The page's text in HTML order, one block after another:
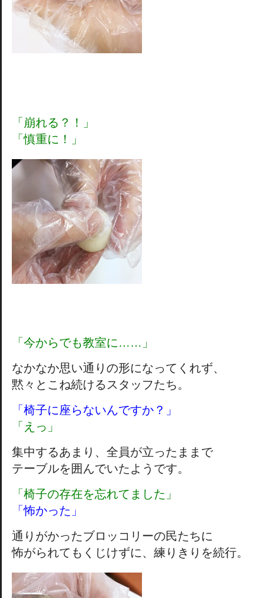
「崩れる？！」
「慎重に！」
「今からでも教室に……」
なかなか思い通りの形になってくれず、
黙々とこね続けるスタッフたち。
「椅子に座らないんですか？」
「えっ」
集中するあまり、全員が立ったままで
テーブルを囲んでいたようです。
「椅子の存在を忘れてました」
「怖かった」
通りがかったブロッコリーの民たちに
怖がられてもくじけずに、練りきりを続行。